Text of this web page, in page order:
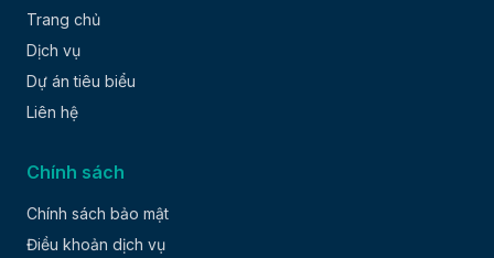
Trang chủ
Dịch vụ
Dự án tiêu biểu
Liên hệ
Chính sách
Chính sách bảo mật
Điều khoản dịch vụ